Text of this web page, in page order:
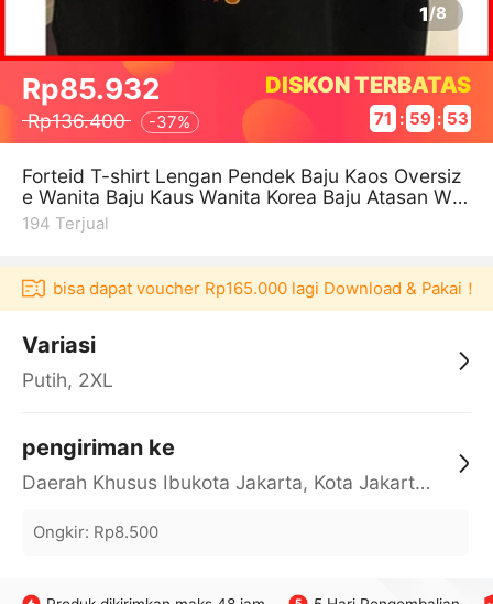
1/8
Rp85.932
Rp136.400 -37%
DISKON TERBATAS
71 : 59 : 52
Forteid T-shirt Lengan Pendek Baju Kaos Oversiz
e Wanita Baju Kaus Wanita Korea Baju Atasan Wa
nita Terbaru Cetakan Mickey
194 Terjual
bisa dapat voucher Rp165.000 lagi Download & Pakai！
Variasi
Putih, 2XL
pengiriman ke
Daerah Khusus Ibukota Jakarta, Kota Jakarta Barat, Cengkareng, yy
Ongkir: Rp8.500